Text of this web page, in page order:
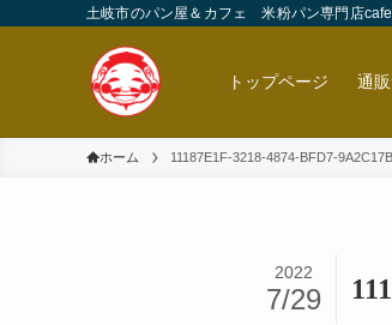
土岐市のパン屋＆カフェ 米粉パン専門店
トップページ 通
ホーム 11187E1F-3218-4874-BFD7-
2022
7/29